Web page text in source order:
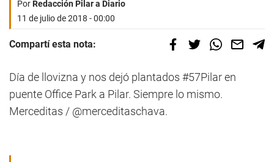
PorRedacción Pilar a Diario
11 de julio de 2018 - 00:00
Compartí esta nota:
Día de llovizna y nos dejó plantados #57Pilar en
puente Office Park a Pilar. Siempre lo mismo.
Merceditas / @merceditaschava.